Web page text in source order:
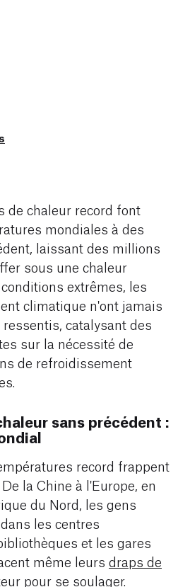
de chaleur record font
mondiales à des
laissant des millions
sous une chaleur
extrêmes, les
climatique n'ont jamais
catalysant des
sur la nécessité de
de refroidissement
sans précédent :
record frappent
la Chine à l'Europe, en
du Nord, les gens
les centres
et les gares
même leurs draps de
pour se soulager.